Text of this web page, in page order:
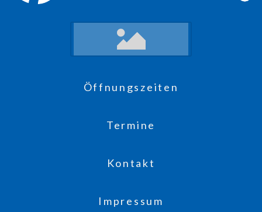
Öffnungszeiten
Termine
Kontakt
Impressum